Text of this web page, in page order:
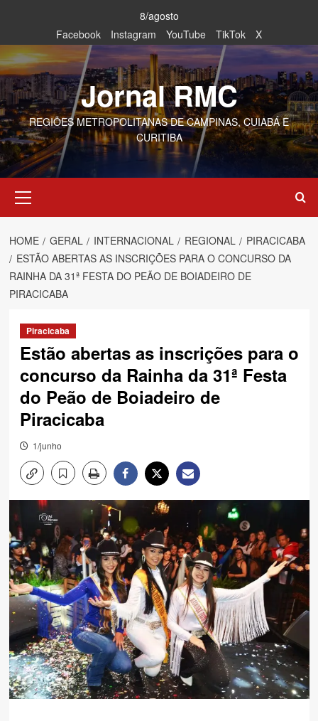
content
8/agosto
Facebook
Instagram YouTube TikTok X
Jornal RMC
REGIÕES METROPOLITANAS DE CAMPINAS, CUIABÁ E
CURITIBA
Menu
HOME GERAL INTERNACIONAL REGIONAL
PIRACICABA
ESTÃO ABERTAS AS INSCRIÇÕES PARA O CONCURSO DA
RAINHA DA 31ª FESTA DO PEÃO DE BOIADEIRO DE
PIRACICABA
Piracicaba
Estão abertas as inscrições para o
concurso da Rainha da 31ª Festa
do Peão de Boiadeiro de
Piracicaba
1/junho